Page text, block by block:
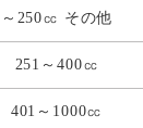
～250㏄ その他
251～400㏄
401～1000㏄